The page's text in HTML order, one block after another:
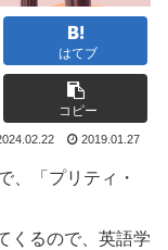
はてブ
コピー
2019.01.27
、「プリティ・
くるので、英語学